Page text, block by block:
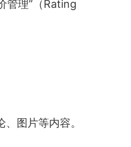
管理”（Rating
图片等内容。